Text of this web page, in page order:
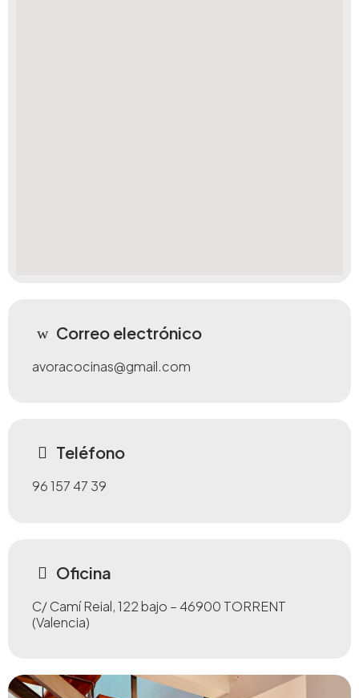
Correo electrónico
avoracocinas@gmail.com
Teléfono
96 157 47 39
Oficina
C/ Camí Reial, 122 bajo – 46900 TORRENT
(Valencia)